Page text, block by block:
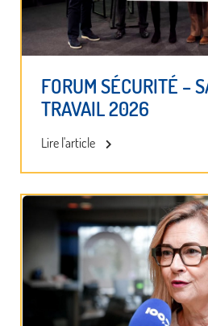
FORUM SÉCURITÉ –
TRAVAIL 2026
Lire l'article